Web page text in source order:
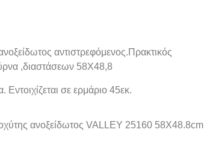
αντιστρεφόμενος.Πρακτικός
,διαστάσεων 58X48,8
Εντοιχίζεται σε ερμάριο 45εκ.
ανοξείδωτος VALLEY 25160 58X48.8cm